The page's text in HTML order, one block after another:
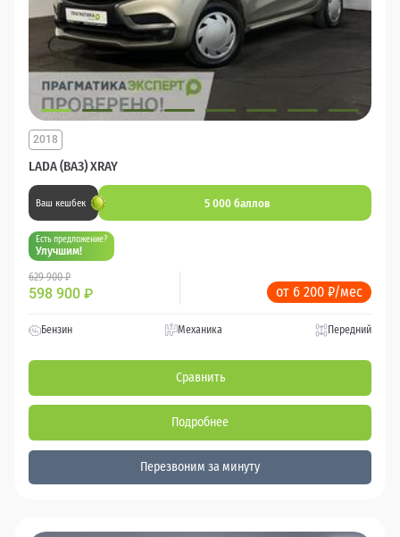
LADA (ВАЗ) XRAY
2018
Ваш кешбек 5 000 баллов
Есть предложение?
Улучшим!
629 900 ₽
598 900 ₽ от 6 200 ₽/мес
Бензин Механика Передний
Сравнить
Подробнее
Перезвоним за минуту